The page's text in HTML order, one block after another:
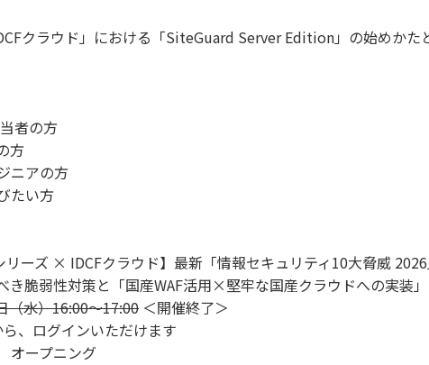
クラウド」における「SiteGuard Server Edition」の始めかた
者の方
方
ニアの方
たい方
リーズ × IDCFクラウド】最新「情報セキュリティ10大脅威
き脆弱性対策と「国産WAF活用×堅牢な国産クラウドへの実装
（水）16:00～17:00 ＜開催終了＞
、ログインいただけます
オープニング